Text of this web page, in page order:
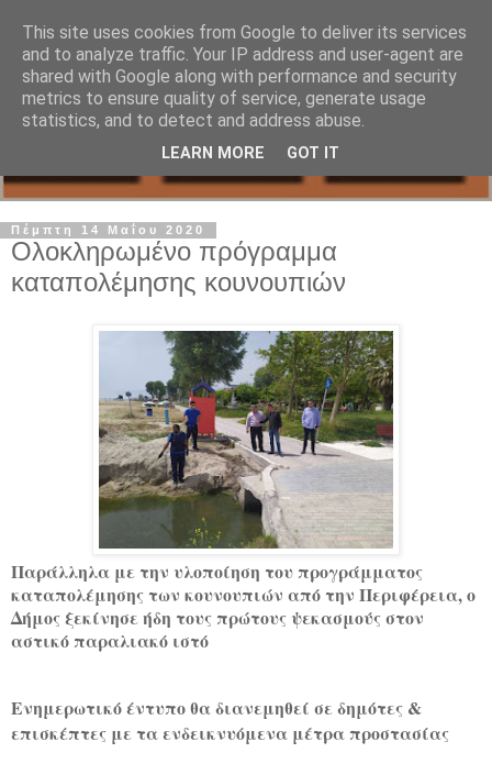
Πέμπτη 14 Μαΐου 2020
Ολοκληρωμένο πρόγραμμα
καταπολέμησης κουνουπιών
Παράλληλα με την υλοποίηση του προγράμματος
καταπολέμησης των κουνουπιών από την Περιφέρεια, ο
Δήμος ξεκίνησε ήδη τους πρώτους ψεκασμούς στον
αστικό παραλιακό ιστό
Ενημερωτικό έντυπο θα διανεμηθεί σε δημότες &
επισκέπτες με τα ενδεικνυόμενα μέτρα προστασίας
This site uses cookies from Google to deliver its services
and to analyze traffic. Your IP address and user-agent are
shared with Google along with performance and security
metrics to ensure quality of service, generate usage
statistics, and to detect and address abuse.
LEARN MORE GOT IT